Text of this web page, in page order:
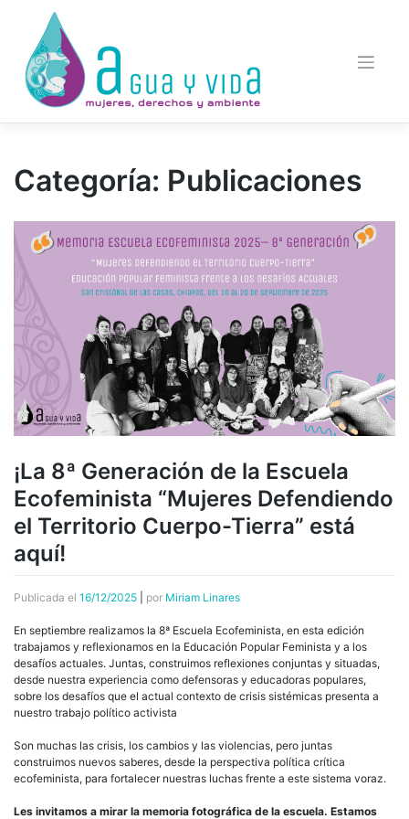
contenido
Categoría: Publicaciones
¡La 8ª Generación de la Escuela
Ecofeminista “Mujeres Defendiendo
el Territorio Cuerpo-Tierra” está
aquí!
Publicada el 16/12/2025 por Miriam Linares
En septiembre realizamos la 8ª Escuela Ecofeminista, en esta edición
trabajamos y reflexionamos en la Educación Popular Feminista y a los
desafíos actuales. Juntas, construimos reflexiones conjuntas y situadas,
desde nuestra experiencia como defensoras y educadoras populares,
sobre los desafíos que el actual contexto de crisis sistémicas presenta a
nuestro trabajo político activista
Son muchas las crisis, los cambios y las violencias, pero juntas
construimos nuevos saberes, desde la perspectiva política crítica
ecofeminista, para fortalecer nuestras luchas frente a este sistema voraz.
Les invitamos a mirar la memoria fotográfica de la escuela. Estamos